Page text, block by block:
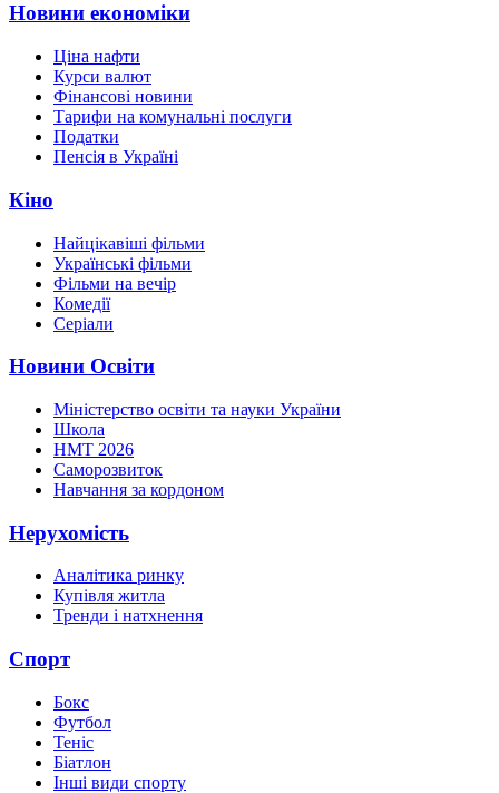
Новини економіки
Ціна нафти
Курси валют
Фінансові новини
Тарифи на комунальні послуги
Податки
Пенсія в Україні
Кіно
Найцікавіші фільми
Українські фільми
Фільми на вечір
Комедії
Серіали
Новини Освіти
Міністерство освіти та науки України
Школа
НМТ 2026
Саморозвиток
Навчання за кордоном
Нерухомість
Аналітика ринку
Купівля житла
Тренди і натхнення
Спорт
Бокс
Футбол
Теніс
Біатлон
Інші види спорту